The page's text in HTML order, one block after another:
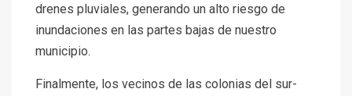
drenes pluviales, generando un alto riesgo de
inundaciones en las partes bajas de nuestro
municipio.
Finalmente, los vecinos de las colonias del sur-